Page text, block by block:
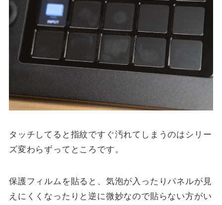
タッチしてると指紋ですぐ汚れてしまうのはシリー
ズ変わらずってところです。
保護フィルムを貼ると、気泡が入ったりパネルが見
えにくくなったりと逆に微妙なので貼らない方がい